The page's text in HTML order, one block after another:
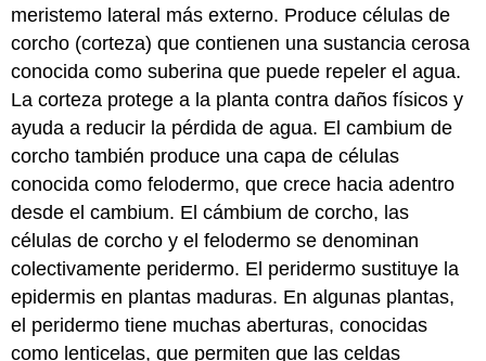
meristemo lateral más externo. Produce células de
corcho (corteza) que contienen una sustancia cerosa
conocida como suberina que puede repeler el agua.
La corteza protege a la planta contra daños físicos y
ayuda a reducir la pérdida de agua. El cambium de
corcho también produce una capa de células
conocida como felodermo, que crece hacia adentro
desde el cambium. El cámbium de corcho, las
células de corcho y el felodermo se denominan
colectivamente peridermo. El peridermo sustituye la
epidermis en plantas maduras. En algunas plantas,
el peridermo tiene muchas aberturas, conocidas
como lenticelas, que permiten que las celdas